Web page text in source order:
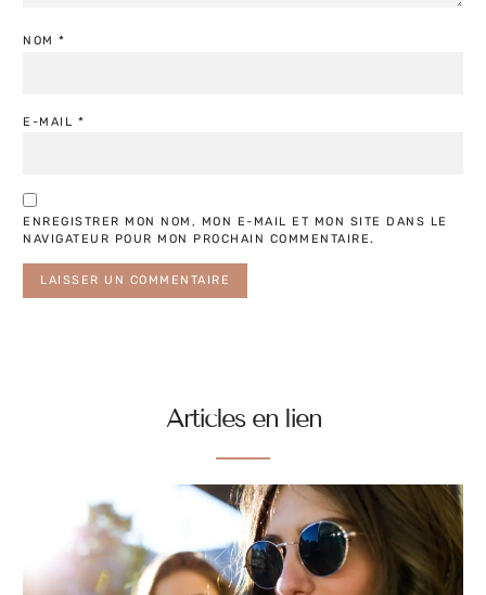
NOM *
E-MAIL *
ENREGISTRER MON NOM, MON E-MAIL ET MON SITE DANS LE
NAVIGATEUR POUR MON PROCHAIN COMMENTAIRE.
Articles en lien